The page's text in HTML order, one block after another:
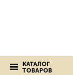
КАТАЛОГ
ТОВАРОВ